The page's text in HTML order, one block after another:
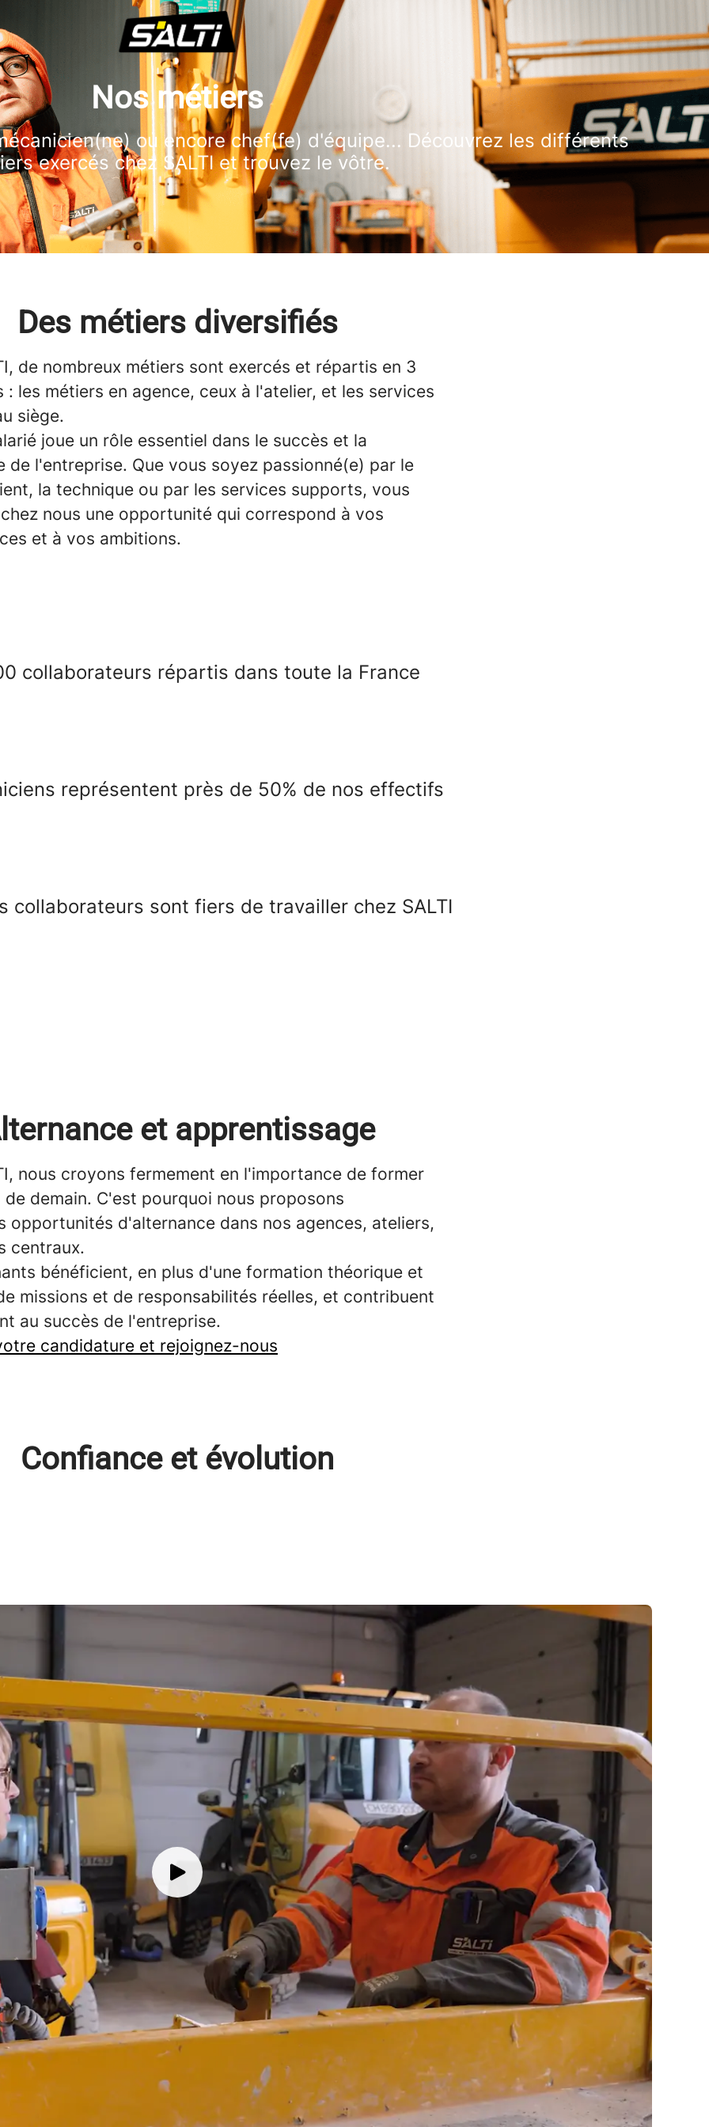
Nos métiers
ou encore chef(fe) d'équipe... Découvrez les différents
exercés chez SALTI et trouvez le vôtre.
Des métiers diversifiés
de nombreux métiers sont exercés et répartis en 3
: les métiers en agence, ceux à l'atelier, et les services
siège.
joue un rôle essentiel dans le succès et la
de l'entreprise. Que vous soyez passionné(e) par le
la technique ou par les services supports, vous
nous une opportunité qui correspond à vos
et à vos ambitions.
collaborateurs répartis dans toute la France
représentent près de 50% de nos effectifs
collaborateurs sont fiers de travailler chez SALTI
et apprentissage
nous croyons fermement en l'importance de former
de demain. C'est pourquoi nous proposons
opportunités d'alternance dans nos agences, ateliers,
centraux.
bénéficient, en plus d'une formation théorique et
missions et de responsabilités réelles, et contribuent
au succès de l'entreprise.
candidature et rejoignez-nous
Confiance et évolution